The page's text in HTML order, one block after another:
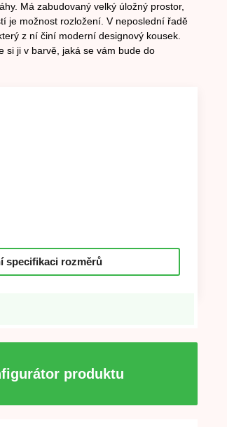
Má zabudovaný velký úložný prostor,
je možnost rozložení. V neposlední řadě
z ní činí moderní designový kousek.
si ji v barvě, jaká se vám bude do
specifikaci rozměrů
produktu